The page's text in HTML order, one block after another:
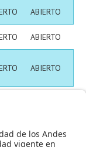
ABIERTO
ABIERTO
ABIERTO
28 Enero 2020 09:02